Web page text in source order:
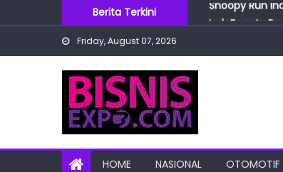
to
Berita Terkini
IndoBeauty
Snoopy Run
Friday, August 07, 2026
HOME NASIONAL OTOMOTIF